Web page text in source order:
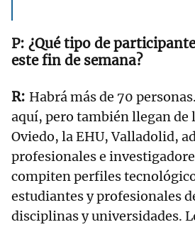
¿Qué tipo de
este fin de semana?
Habrá más de 70
aquí, pero también llegan de
Oviedo, la EHU, Valladolid,
profesionales e
compiten perfiles
estudiantes y profesionales
disciplinas y universidades.